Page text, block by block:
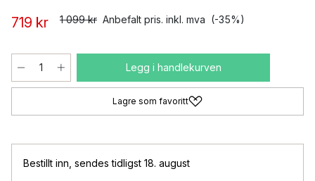
719 kr 1 099 kr Anbefalt pris. inkl. mva (-35%)
Legg i handlekurven
Lagre som favoritt
Bestillt inn sendes tidligst 18. august